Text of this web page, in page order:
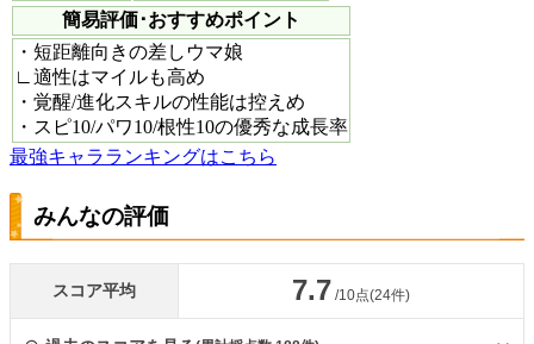
簡易評価･おすすめポイント
・短距離向きの差しウマ娘
∟適性はマイルも高め
・覚醒/進化スキルの性能は控えめ
・スピ10/パワ10/根性10の優秀な成長率
最強キャラランキングはこちら
みんなの評価